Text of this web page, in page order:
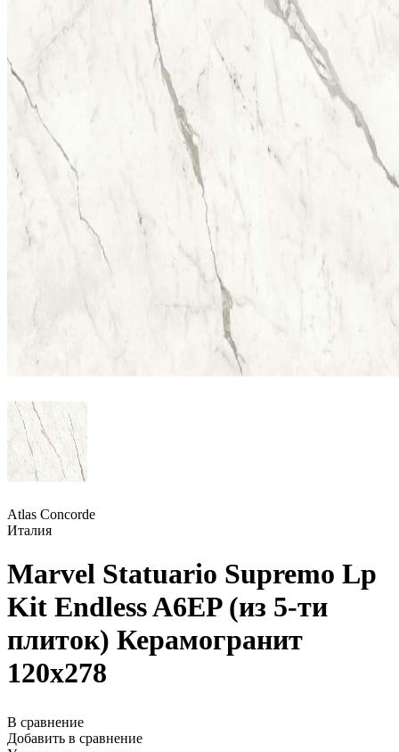
Atlas Concorde
Италия
Marvel Statuario Supremo Lp
Kit Endless A6EP (из 5-ти
плиток) Керамогранит
120x278
В сравнение
Добавить в сравнение